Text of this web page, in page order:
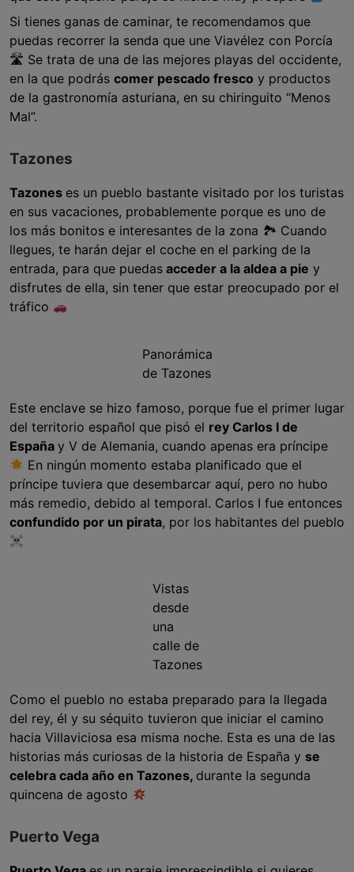
Si tienes ganas de caminar, te recomendamos que
puedas recorrer la senda que une Viavélez con Porcía
🛣 Se trata de una de las mejores playas del occidente,
en la que podrás comer pescado fresco y productos
de la gastronomía asturiana, en su chiringuito “Menos
Mal”.
Tazones
Tazones es un pueblo bastante visitado por los turistas
en sus vacaciones, probablemente porque es uno de
los más bonitos e interesantes de la zona 🏞 Cuando
llegues, te harán dejar el coche en el parking de la
entrada, para que puedas acceder a la aldea a pie y
disfrutes de ella, sin tener que estar preocupado por el
tráfico
Panorámica
de Tazones
Este enclave se hizo famoso, porque fue el primer lugar
del territorio español que pisó el rey Carlos I de
España y V de Alemania, cuando apenas era príncipe
En ningún momento estaba planificado que el
príncipe tuviera que desembarcar aquí, pero no hubo
más remedio, debido al temporal. Carlos I fue entonces
confundido por un pirata, por los habitantes del pueblo
Vistas
desde
una
calle de
Tazones
Como el pueblo no estaba preparado para la llegada
del rey, él y su séquito tuvieron que iniciar el camino
hacia Villaviciosa esa misma noche. Esta es una de las
historias más curiosas de la historia de España y se
celebra cada año en Tazones, durante la segunda
quincena de agosto
Puerto Vega